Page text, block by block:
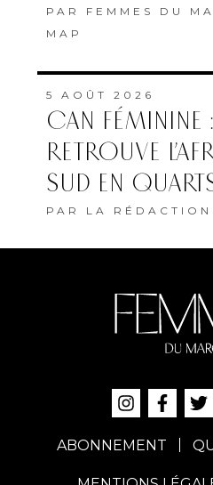
PAR FEMMES DU
MAP
5 AOÛT 2026
CAN
RETROUVE
SUD EN
PAR LA RÉDACTION
ABONNEMENT